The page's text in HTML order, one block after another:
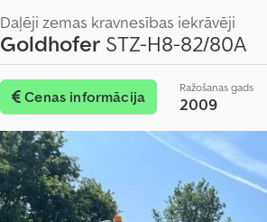
Daļēji zemas kravnesības iekrāvēji
Goldhofer STZ-H8-82/80A
Cenas informācija
Ražošanas gads
2009